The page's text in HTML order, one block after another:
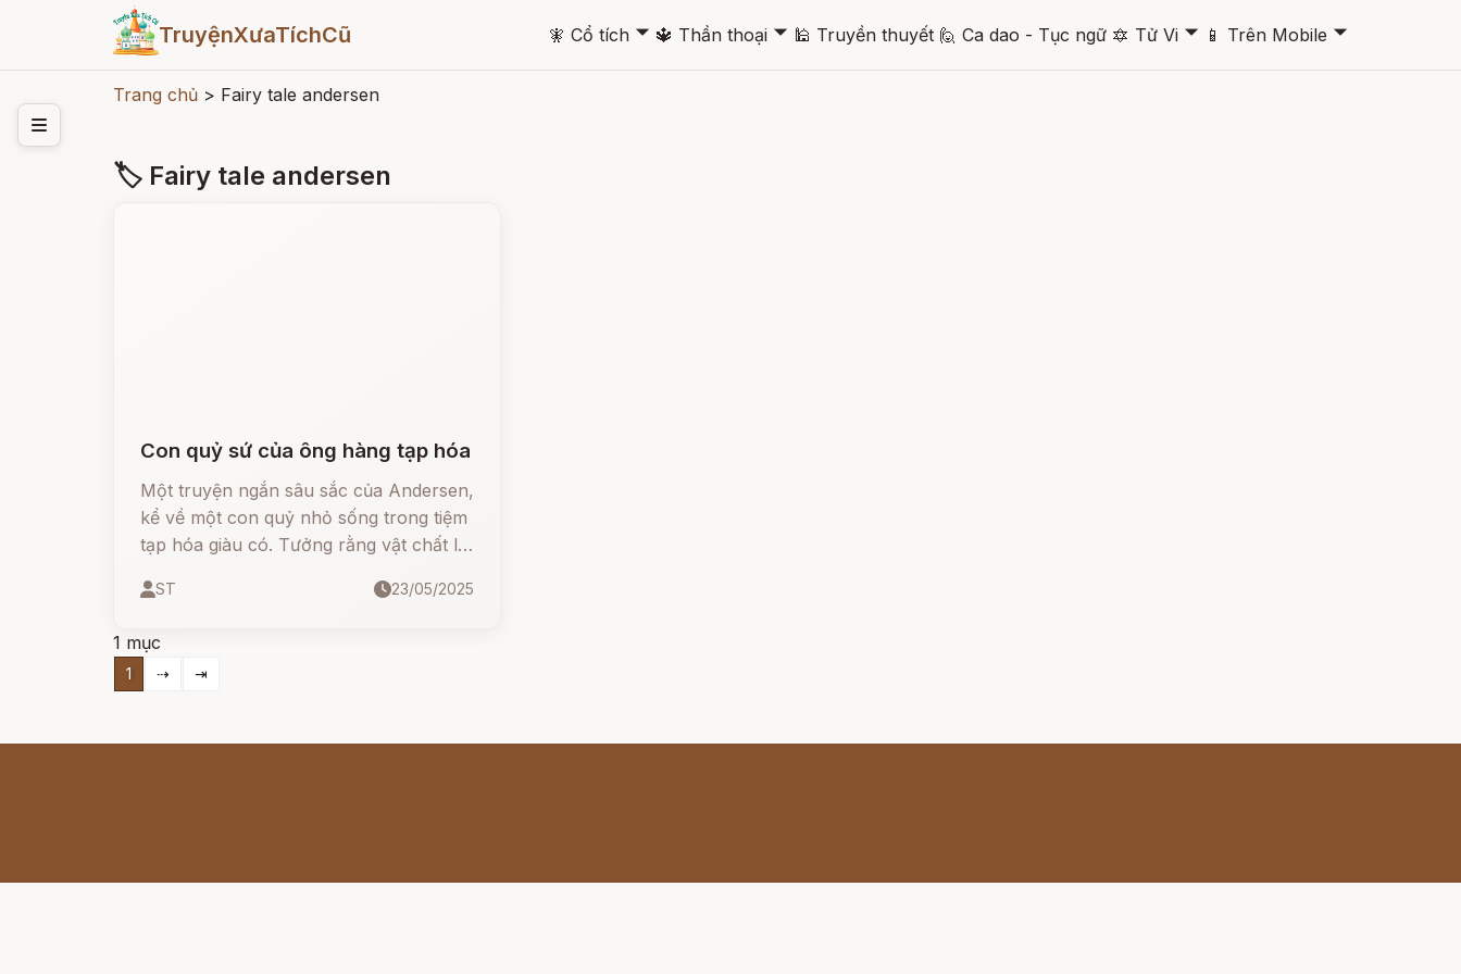
TruyệnXưaTíchCũ 🧚 Cổ tích 🞃 🔱 Thần thoại 🞃 🕌 Truyền thuyết 🙋 Ca dao - Tục ngữ 🔯 Tử Vi 🞃 📱 Trên Mobile 🞃
Trang chủ > Fairy tale andersen
🏷 Fairy tale andersen
Con quỷ sứ của ông hàng tạp hóa
Một truyện ngắn sâu sắc của Andersen,
kể về một con quỷ nhỏ sống trong tiệm
tạp hóa giàu có. Tưởng rằng vật chất là
thơ trong sáng và giản dị của một chàng
ST 23/05/2025
1 mục
1 ⇢ ⇥